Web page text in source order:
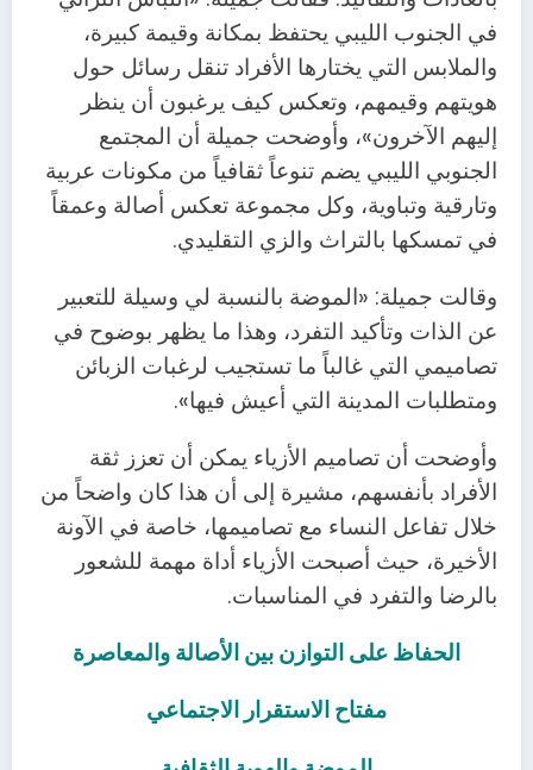
في الجنوب الليبي يحتفظ بمكانة وقيمة كبيرة،
والملابس التي يختارها الأفراد تنقل رسائل حول
هويتهم وقيمهم، وتعكس كيف يرغبون أن ينظر
إليهم الآخرون»، وأوضحت جميلة أن المجتمع
الجنوبي الليبي يضم تنوعاً ثقافياً من مكونات عربية
وتارقية وتباوية، وكل مجموعة تعكس أصالة وعمقاً
في تمسكها بالتراث والزي التقليدي.
وقالت جميلة: «الموضة بالنسبة لي وسيلة للتعبير
عن الذات وتأكيد التفرد، وهذا ما يظهر بوضوح في
تصاميمي التي غالباً ما تستجيب لرغبات الزبائن
ومتطلبات المدينة التي أعيش فيها».
وأوضحت أن تصاميم الأزياء يمكن أن تعزز ثقة
الأفراد بأنفسهم، مشيرة إلى أن هذا كان واضحاً من
خلال تفاعل النساء مع تصاميمها، خاصة في الآونة
الأخيرة، حيث أصبحت الأزياء أداة مهمة للشعور
بالرضا والتفرد في المناسبات.
الحفاظ على التوازن بين الأصالة والمعاصرة
مفتاح الاستقرار الاجتماعي